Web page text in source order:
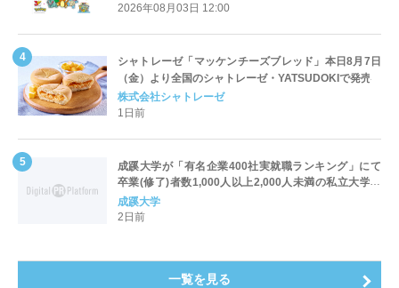
2026年08月03日 12:00
シャトレーゼ「マッケンチーズブレッド」本日8月7日
（金）より全国のシャトレーゼ・YATSUDOKIで発売
株式会社シャトレーゼ
1日前
成蹊大学が「有名企業400社実就職ランキング」にて
卒業(修了)者数1,000人以上2,000人未満の私立大学で
全国第1位を獲得！～実就職率は26.5%（前年比＋
4.3pt）に伸長、東京の私立大学でも10位にランクイン
成蹊大学
2日前
一覧を見る